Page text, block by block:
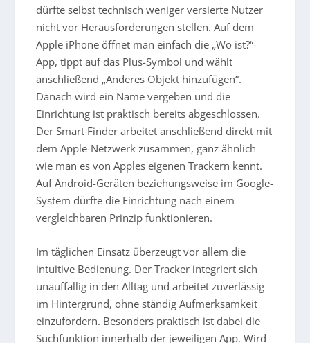
dürfte selbst technisch weniger versierte Nutzer
nicht vor Herausforderungen stellen. Auf dem
Apple iPhone öffnet man einfach die „Wo ist?“-
App, tippt auf das Plus-Symbol und wählt
anschließend „Anderes Objekt hinzufügen“.
Danach wird ein Name vergeben und die
Einrichtung ist praktisch bereits abgeschlossen.
Der Smart Finder arbeitet anschließend direkt mit
dem Apple-Netzwerk zusammen, ganz ähnlich
wie man es von Apples eigenen Trackern kennt.
Auf Android-Geräten beziehungsweise im Google-
System dürfte die Einrichtung nach einem
vergleichbaren Prinzip funktionieren.
Im täglichen Einsatz überzeugt vor allem die
intuitive Bedienung. Der Tracker integriert sich
unauffällig in den Alltag und arbeitet zuverlässig
im Hintergrund, ohne ständig Aufmerksamkeit
einzufordern. Besonders praktisch ist dabei die
Suchfunktion innerhalb der jeweiligen App. Wird